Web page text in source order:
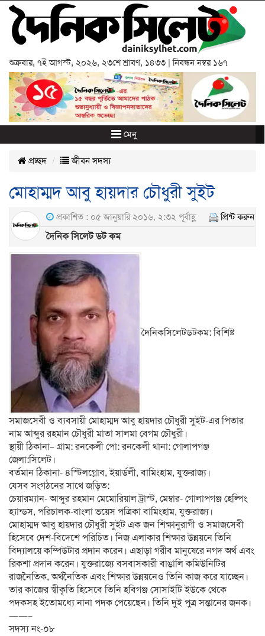
শুক্রবার, ৭ই আগস্ট, ২০২৬, ২৩শে শ্রাবণ, ১৪৩৩ | নিবন্ধন নম্বর ১৬৭
মেনু
প্রচ্ছদ জীবন সদস্য
মোহাম্মদ আবু হায়দার চৌধুরী সুইট
প্রকাশিত : ০৫ জানুয়ারি ২০১৬, ২:৩২ পূর্বাহ্ণ প্রিন্ট করুন
দৈনিক সিলেট ডট কম
দৈনিকসিলেটডটকম: বিশিষ্ট
সমাজসেবী ও ব্যবসায়ী মোহাম্মদ আবু হায়দার চৌধুরী সুইট-এর পিতার
নাম আব্দুর রহমান চৌধুরী মাতা সালমা বেগম চৌধুরী।
স্থায়ী ঠিকানা– গ্রাম: রনকেলী পো: রনকেলী থানা: গোলাপগঞ্জ
জেলা:সিলেট।
বর্তমান ঠিকানা- ৪স্টিলগ্লোব, ইয়ার্ডলী, বামিংহাম, যুক্তরাজ্য।
যেসব সংগঠনের সাথে জড়িত:
চেয়ারম্যান- আব্দুর রহমান মেমোরিয়াল ট্রাস্ট, মেম্বার- গোলাপগঞ্জ হেল্পিং
হ্যান্ডস, পরিচালক-বাংলা ভয়েস পত্রিকা বামিংহাম, যুক্তরাজ্য।
মোহাম্মদ আবু হায়দার চৌধুরী সুইট এক জন শিক্ষানুরাগী ও সমাজসেবী
হিসেবে দেশ-বিদেশে পরিচিত। নিজ এলাকার শিক্ষার উন্নয়নে তিনি
বিদ্যালয়ে কম্পিউটার প্রদান করেন। এছাড়া গরীব মানুষেরে নগদ অর্থ এবং
রিকশা প্রদান করেন। যুক্তরাজ্যে বসবাসকারী বাঙালি কমিউনিটির
রাজনৈতিক, অর্থনৈতিক এবং শিক্ষার উন্নয়নেও তিনি কাজ করে যাচ্ছেন।
তার কাজের স্বীকৃতি হিসেবে তিনি হবিগঞ্জ সোসাইটি ইউকে থেকে
পদকসহ ইতোমধ্যে নানা পদক পেয়েছেন। তিনি দুই পুত্র সন্তানের জনক।
——–
সদস্য নং-০৮